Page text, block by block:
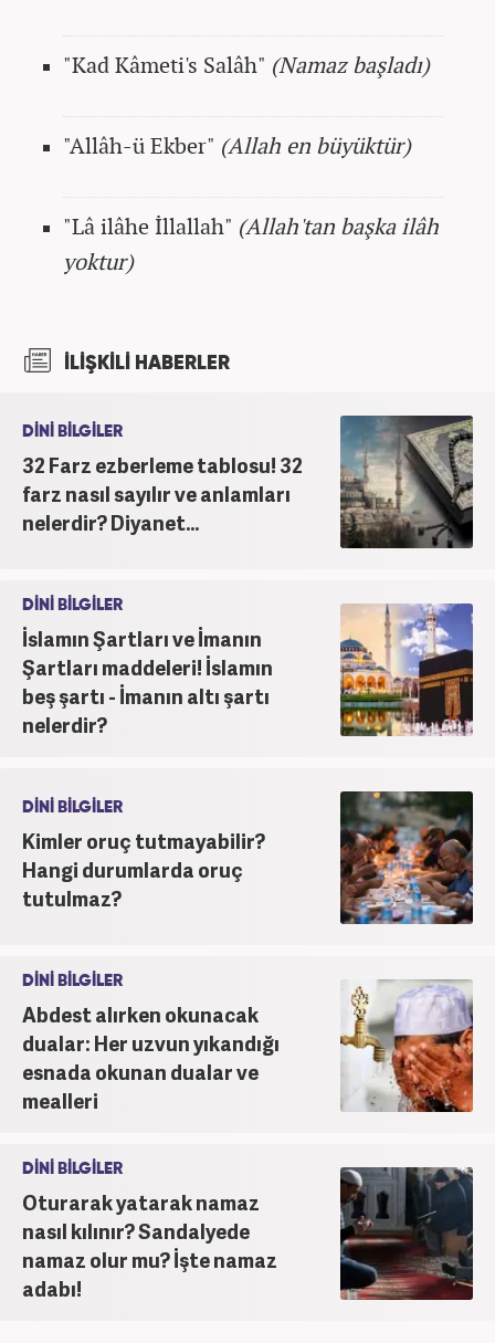
"Kad Kâmeti's Salâh" (Namaz başladı)
"Allâh-ü Ekber" (Allah en büyüktür)
"Lâ ilâhe İllallah" (Allah'tan başka ilâh
yoktur)
İLİŞKİLİ HABERLER
DİNİ BİLGİLER
32 Farz ezberleme tablosu! 32
farz nasıl sayılır ve anlamları
nelerdir? Diyanet...
DİNİ BİLGİLER
İslamın Şartları ve İmanın
Şartları maddeleri! İslamın
beş şartı - İmanın altı şartı
nelerdir?
DİNİ BİLGİLER
Kimler oruç tutmayabilir?
Hangi durumlarda oruç
tutulmaz?
DİNİ BİLGİLER
Abdest alırken okunacak
dualar: Her uzvun yıkandığı
esnada okunan dualar ve
mealleri
DİNİ BİLGİLER
Oturarak yatarak namaz
nasıl kılınır? Sandalyede
namaz olur mu? İşte namaz
adabı!